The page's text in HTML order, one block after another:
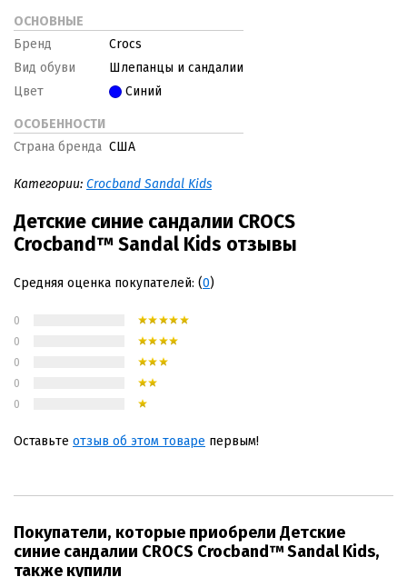
ОСНОВНЫЕ
Бренд
Crocs
Вид обуви
Шлепанцы и сандалии
Цвет
Синий
ОСОБЕННОСТИ
Страна бренда США
Категории: Crocband Sandal Kids
Детские синие сандалии CROCS
Crocband™ Sandal Kids отзывы
Средняя оценка покупателей: (0)
0
0
0
0
0
Оставьте отзыв об этом товаре первым!
Покупатели, которые приобрели Детские
синие сандалии CROCS Crocband™ Sandal Kids,
также купили